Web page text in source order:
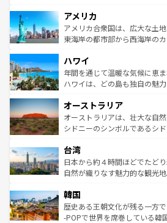
ンツ一覧を参照してほしい。
の建物がそのまま残る町や、
博物館もあり、アルプス観光
ことができる。国民の所得が
ば市内交通費無料で観光を楽しむこ
着のスイス情報はコンテンツ
アメリカ
アメリカ合衆国は、広大な土
東海岸の都市部から西海岸の
のような巨大都市は、観光、
ンメントが詰まった刺激的な
西部には大自然が広がり、グ
部のニューオーリンズでは、
文化が魅力。旅行者はアメリ
しみながら、その多様性と豊
ならではの贅沢な旅のスタイルだ。 なお、新着のア
情報はコンテンツ一覧を参照
ハワイ
年間を通じて温暖な気候に恵
ハワイは、どの島も独自の魅
ワイ島は見逃せない。また、
島だが、静かな自然を求める
おすすめ。エメラルドグリー
れるおもてなしの心で訪れる
人々、おいしいローカルフー
ク、伝統的なフラダンスなど
ワイを、存分に味わってほしい。 なお、新着のハワイ
はコンテンツ一覧を参照して
オーストラリア
オーストラリアは、壮大な自
シドニーのシンボルであるシ
リアリーフや大陸中央部にそ
ク）、タスマニアの美しい原
ど、見どころがたくさん。ま
いる。アクティビティも充実
ビング、ハイキングなど、ア
い。オーストラリアの多彩な
台湾
日本から約４時間ほどでたど
自然が織りなす魅力的な観光
ン）、静ひつな山岳地帯である
と山間の静けさが共存してお
驚きをもたらしてくれる。ま
韓国
歴史ある王朝文化が残る一方
-POPで世界を席巻している韓